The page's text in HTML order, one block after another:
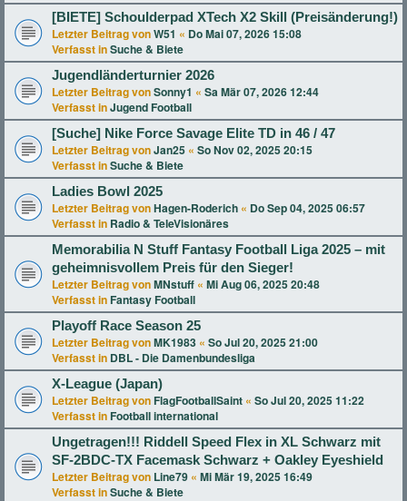
[BIETE] Schoulderpad XTech X2 Skill (Preisänderung!)
Letzter Beitrag vonW51 « Do Mai 07, 2026 15:08
Verfasst inSuche & Biete
Jugendländerturnier 2026
Letzter Beitrag vonSonny1 « Sa Mär 07, 2026 12:44
Verfasst inJugend Football
[Suche] Nike Force Savage Elite TD in 46 / 47
Letzter Beitrag vonJan25 « So Nov 02, 2025 20:15
Verfasst inSuche & Biete
Ladies Bowl 2025
Letzter Beitrag vonHagen-Roderich « Do Sep 04, 2025 06:57
Verfasst in Radio & TeleVisionäres
Memorabilia N Stuff Fantasy Football Liga 2025 – mit
geheimnisvollem Preis für den Sieger!
Letzter Beitrag vonMNstuff « Mi Aug 06, 2025 20:48
Verfasst in Fantasy Football
Playoff Race Season 25
Letzter Beitrag vonMK1983 « So Jul 20, 2025 21:00
Verfasst in DBL - Die Damenbundesliga
X-League (Japan)
Letzter Beitrag von FlagFootballSaint « So Jul 20, 2025 11:22
Verfasst in Football international
Ungetragen!!! Riddell Speed Flex in XL Schwarz mit
SF-2BDC-TX Facemask Schwarz + Oakley Eyeshield
Letzter Beitrag von Line79 « Mi Mär 19, 2025 16:49
Verfasst inSuche & Biete